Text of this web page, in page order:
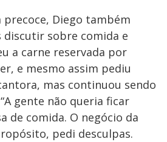
precoce, Diego também
discutir sobre comida e
a carne reservada por
e mesmo assim pediu
mas continuou sendo
gente não queria ficar
de comida. O negócio da
pedi desculpas.